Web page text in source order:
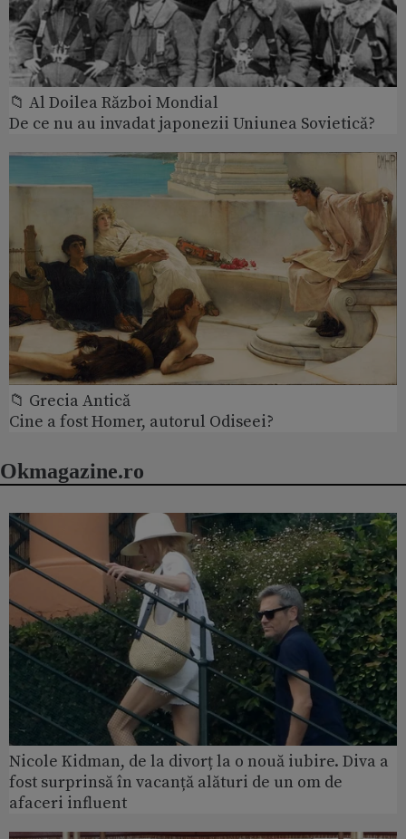
📁 Al Doilea Război Mondial
De ce nu au invadat japonezii Uniunea Sovietică?
📁 Grecia Antică
Cine a fost Homer, autorul Odiseei?
Okmagazine.ro
Nicole Kidman, de la divorț la o nouă iubire. Diva a
fost surprinsă în vacanță alături de un om de
afaceri influent